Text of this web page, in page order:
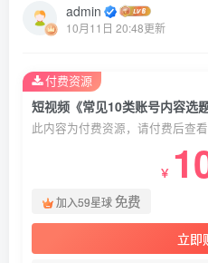
admin
10月11日 20:48更新
此内容为付费资源，请付费后查看
￥
加入59星球免费
立即
付费资源